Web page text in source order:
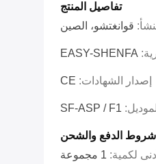
تفاصيل المنتج
قوانغتشو، الصين
EASY-SHENFA
إصدار الشهادات: CE
SF-ASP / F1
شروط الدفع والشحن
لكمية: 1 مجموعة